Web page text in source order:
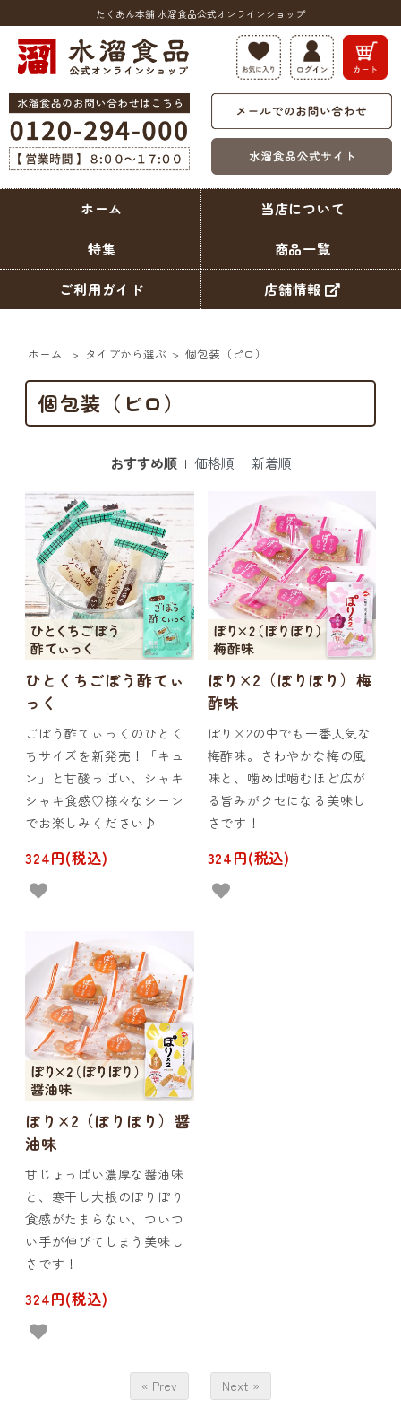
たくあん本舗 水溜食品公式オンラインショップ
ホーム 当店について
特集 商品一覧
ご利用ガイド 店舗情報
ホーム > タイプから選ぶ > 個包装（ピロ）
個包装（ピロ）
おすすめ順| 価格順 | 新着順
ひとくちごぼう酢てぃ
っく
ごぼう酢てぃっくのひとく
ちサイズを新発売！「キュ
ン」と甘酸っぱい、シャキ
シャキ食感♡様々なシーン
でお楽しみください♪
324円(税込)
ぽり×2（ぽりぽり）梅
酢味
ぽり×2の中でも一番人気な
梅酢味。さわやかな梅の風
味と、噛めば噛むほど広が
る旨みがクセになる美味し
さです！
324円(税込)
ぽり×2（ぽりぽり）醤
油味
甘じょっぱい濃厚な醤油味
と、寒干し大根のぽりぽり
食感がたまらない、ついつ
い手が伸びてしまう美味し
さです！
324円(税込)
« Prev Next »